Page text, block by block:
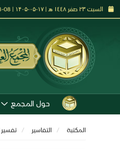
السبت ٢٣ صفر ١٤٤٨ هـ | ۱۷-۰۵-۱۴۰۵ | 08-08-2026
حول المجمع
المكتبة التفاسير